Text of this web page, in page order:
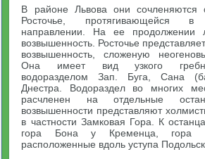
В районе Львова они сочленяются
Росточье, протягивающейся в
направлении. На ее продолжении
возвышенность. Росточье
возвышенность, сложеную
Она имеет вид узкого
водоразделом Зап. Буга, Сана
Днестра. Водораздел во многих
расчленен на отдельные
возвышенности представляют
в частности Замковая Гора. К
гора Бона у Кременца, гора
расположенные вдоль уступа